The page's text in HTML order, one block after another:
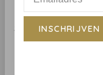
StatisticsINSCHRIJVEN